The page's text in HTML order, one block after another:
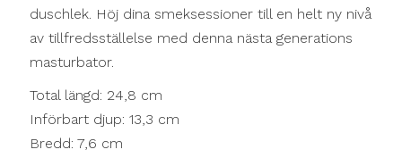
duschlek. Höj dina smeksessioner till en helt ny nivå
av tillfredsställelse med denna nästa generations
masturbator.
Total längd: 24,8 cm
Införbart djup: 13,3 cm
Bredd: 7,6 cm